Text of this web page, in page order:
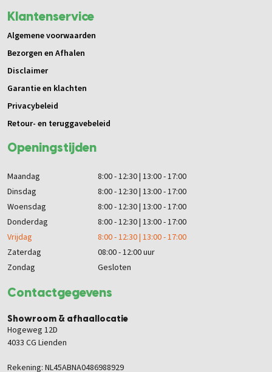
Contactgegevens
Showroom & afhaallocatie
Hogeweg 12D
4033 CG Lienden
Rekening: NL45ABNA0486988929
Openingstijden
Maandag
8:00 - 12:30 | 13:00 - 17:00
Dinsdag
8:00 - 12:30 | 13:00 - 17:00
Woensdag
8:00 - 12:30 | 13:00 - 17:00
Donderdag
8:00 - 12:30 | 13:00 - 17:00
Vrijdag
8:00 - 12:30 | 13:00 - 17:00
Zaterdag
08:00 - 12:00 uur
Zondag
Gesloten
Klantenservice
Algemene voorwaarden
Bezorgen en Afhalen
Disclaimer
Garantie en klachten
Privacybeleid
Retour- en teruggavebeleid